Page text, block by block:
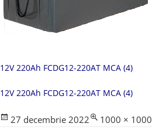
12V 220Ah FCDG12-220AT MCA (4)
12V 220Ah FCDG12-220AT MCA (4)
Posted
27 decembrie 2022
Full
1000 × 1000